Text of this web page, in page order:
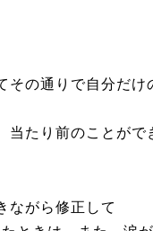
その通りで自分だけ
当たり前のことがで
ながら修正して